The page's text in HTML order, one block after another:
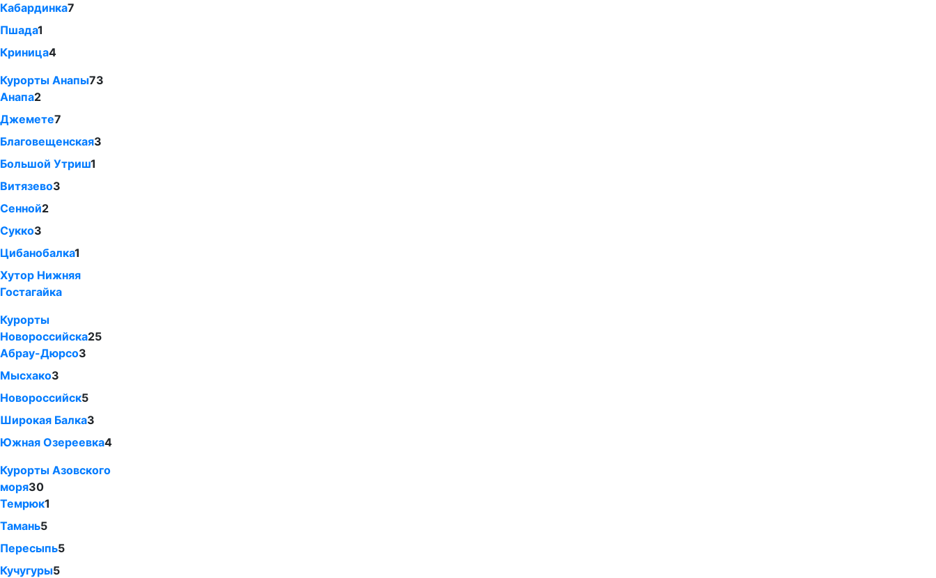
Кабардинка7
Пшада1
Криница4
Курорты Анапы73
Анапа2
Джемете7
Благовещенская3
Большой Утриш1
Витязево3
Сенной2
Сукко3
Цибанобалка1
Хутор Нижняя
Гостагайка
Курорты
Новороссийска25
Абрау-Дюрсо3
Мысхако3
Новороссийск5
Широкая Балка3
Южная Озереевка4
Курорты Азовского
моря30
Темрюк1
Тамань5
Пересыпь5
Кучугуры5